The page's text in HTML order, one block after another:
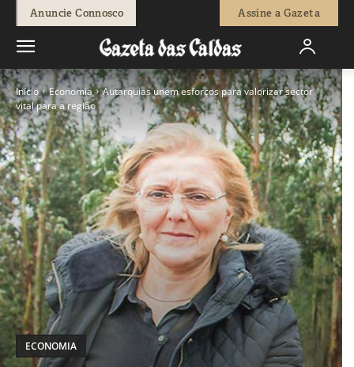
Anuncie Connosco Assine a Gazeta
Início Economia
Autarquias unem esforços para valorizar sector
vital para a região
ECONOMIA